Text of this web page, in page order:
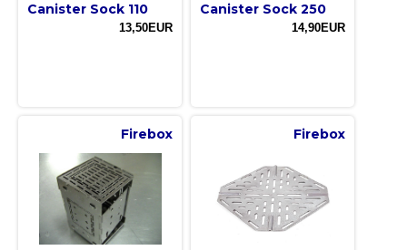
Canister Sock 110
13,50EUR
Canister Sock 250
14,90EUR
Firebox Firebox